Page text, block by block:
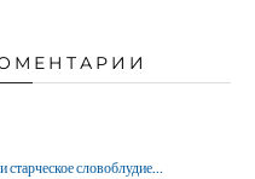
словоблудие…